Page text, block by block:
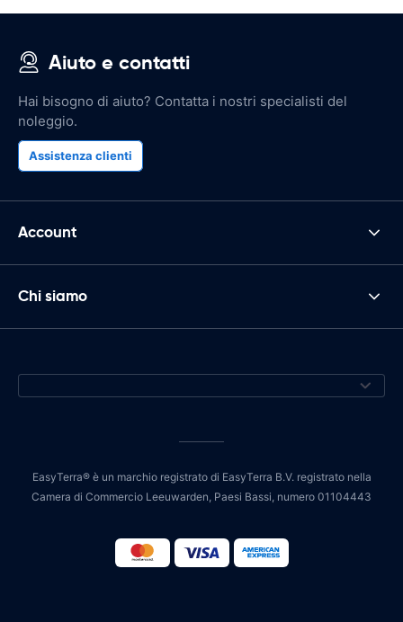
Aiuto e contatti
Hai bisogno di aiuto? Contatta i nostri specialisti del
noleggio.
Assistenza clienti
Account
Chi siamo
EasyTerra® è un marchio registrato di EasyTerra B.V. registrato nella
Camera di Commercio Leeuwarden, Paesi Bassi, numero 01104443